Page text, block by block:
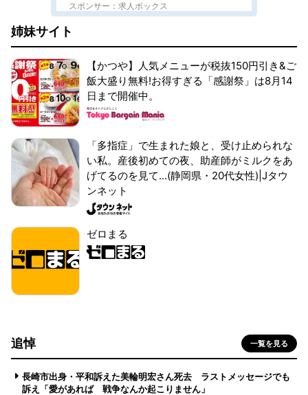
スポンサー：求人ボックス
姉妹サイト
【かつや】人気メニューが税抜150円引き&ご
飯大盛り無料!お得すぎる「感謝祭」は8月14
日まで開催中。
「多指症」で生まれた娘と、受け止められな
い私。産後初めての夜、助産師がミルクをあ
げてるのを見て...(静岡県・20代女性)|Jタウ
ンネット
ゼロまる
追悼 一覧を見る
長崎市出身・平和訴えた美輪明宏さん死去 ラストメッセージでも
訴え「愛があれば 戦争なんか起こりません」